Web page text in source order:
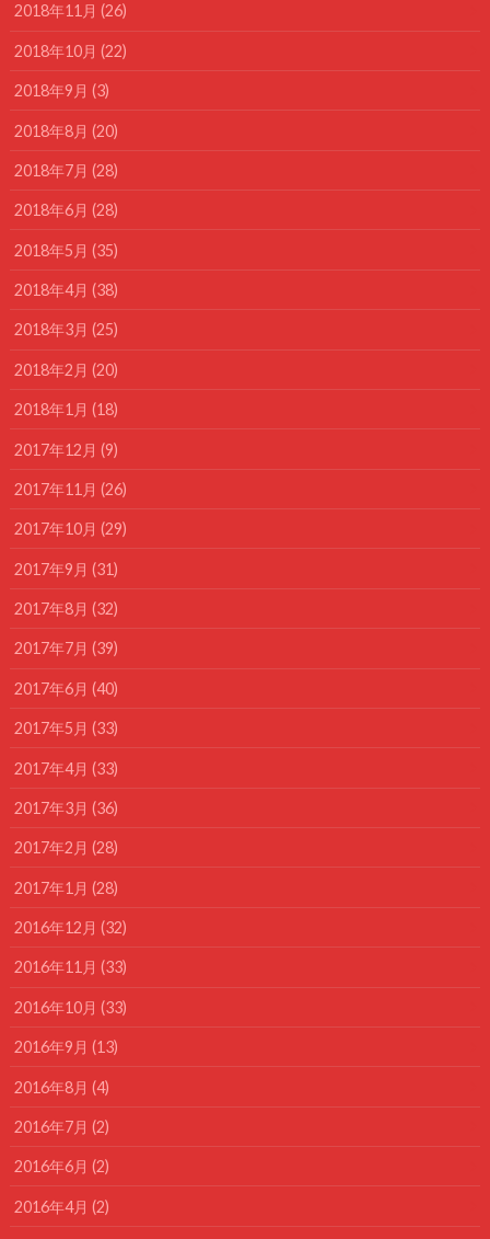
2018年11月 (26)
2018年10月 (22)
2018年9月 (3)
2018年8月 (20)
2018年7月 (28)
2018年6月 (28)
2018年5月 (35)
2018年4月 (38)
2018年3月 (25)
2018年2月 (20)
2018年1月 (18)
2017年12月 (9)
2017年11月 (26)
2017年10月 (29)
2017年9月 (31)
2017年8月 (32)
2017年7月 (39)
2017年6月 (40)
2017年5月 (33)
2017年4月 (33)
2017年3月 (36)
2017年2月 (28)
2017年1月 (28)
2016年12月 (32)
2016年11月 (33)
2016年10月 (33)
2016年9月 (13)
2016年8月 (4)
2016年7月 (2)
2016年6月 (2)
2016年4月 (2)